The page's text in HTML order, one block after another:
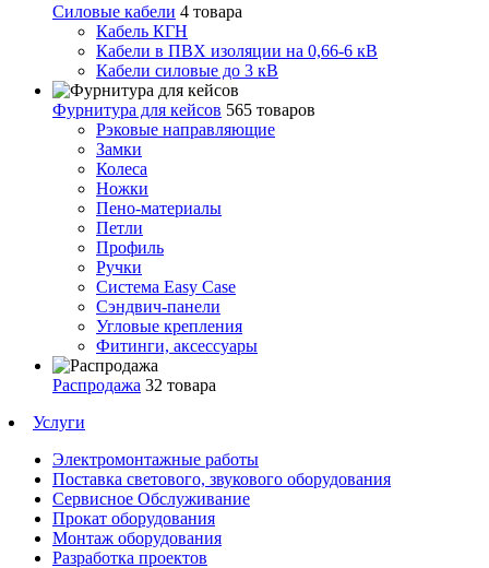
Силовые кабели 4 товара
Кабель КГН
Кабели в ПВХ изоляции на 0,66-6 кВ
Кабели силовые до 3 кВ
Фурнитура для кейсов 565 товаров
Рэковые направляющие
Замки
Колеса
Ножки
Пено-материалы
Петли
Профиль
Ручки
Система Easy Case
Сэндвич-панели
Угловые крепления
Фитинги, аксессуары
Распродажа 32 товара
Услуги
Электромонтажные работы
Поставка светового, звукового оборудования
Сервисное Обслуживание
Прокат оборудования
Монтаж оборудования
Разработка проектов